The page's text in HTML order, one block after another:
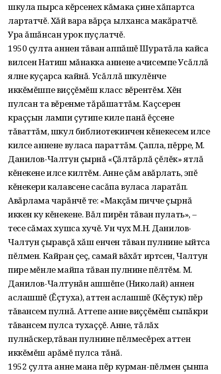
шкула пырса кĕрсенех кăмака çине хăпартса
лартатчĕ. Хăй вара вăрçа ылханса макăратчĕ.
Ура ăшăнсан урок пуçлатчĕ.
1950 çулта аннен тăван аппăшĕ Шуратăла кайса
вилсен Натиш мăнакка аннене ачисемпе Усăллă
ялне куçарса кайнă. Усăллă шкулĕнче
иккĕмĕшпе виççĕмĕш класс вĕрентĕм. Хĕн
пулсан та вĕренме тăрăшаттăм. Каçсерен
краççын лампи çутипе киле панă ĕçсене
тăваттăм, шкул библиотекинчен кĕнекесем илсе
килсе аннене вуласа параттăм. Ҫапла, пĕрре, М.
Данилов-Чалтун çырнă «Ҫăлтăрлă çĕлĕк» ятлă
кĕнекене илсе килтĕм. Анне çăм авăрлать, эпĕ
кĕнекери калавсене сасăпа вуласа ларатăп.
Авăрлама чарăнчĕ те: «Макçăм пичче çырнă
иккен ку кĕнекене. Вăл пирĕн тăван пулать», –
тесе сăмах хушса хучĕ. Ун чух М.Н. Данилов-
Чалтун çыравçă хăш енчен тăван пулнине ыйтса
пĕлмен. Кайран çеç, самай вăхăт иртсен, Чалтун
пире мĕнле майпа тăван пулнине пĕлтĕм. М.
Данилов-Чалтунăн ашшĕпе (Николай) аннен
аслашшĕ (Ĕçтуха), аттен аслашшĕ (Кĕçтук) пĕр
тăвансем пулнă. Аттепе анне виççĕмĕш сыпăкри
тăвансем пулса тухаççĕ. Анне, тăлăх
пулнăскер,тăван пулнине пĕлмесĕрех аттен
иккĕмĕш арăмĕ пулса тăнă.
1952 çулта анне мана пĕр курман-пĕлмен çынпа